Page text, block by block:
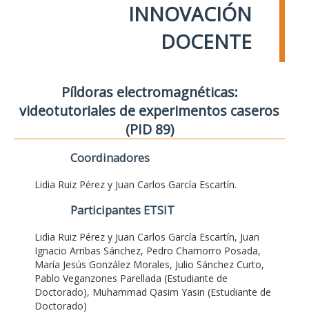
INNOVACIÓN
DOCENTE
Píldoras electromagnéticas:
videotutoriales de experimentos caseros
(PID 89)
Coordinadores
Lidia Ruiz Pérez y Juan Carlos García Escartín.
Participantes ETSIT
Lidia Ruiz Pérez y Juan Carlos García Escartín, Juan
Ignacio Arribas Sánchez, Pedro Chamorro Posada,
María Jesús González Morales, Julio Sánchez Curto,
Pablo Veganzones Parellada (Estudiante de
Doctorado), Muhammad Qasim Yasin (Estudiante de
Doctorado)